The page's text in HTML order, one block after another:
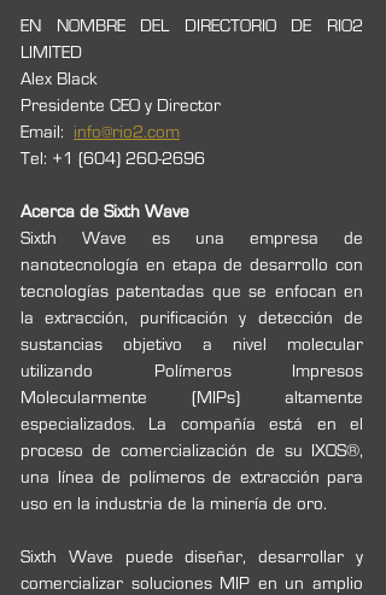
EN NOMBRE DEL DIRECTORIO DE RIO2
LIMITED
Alex Black
Presidente CEO y Director
Email: info@rio2.com
Tel: +1 (604) 260-2696
Acerca de Sixth Wave
Sixth Wave es una empresa de
nanotecnología en etapa de desarrollo con
tecnologías patentadas que se enfocan en
la extracción, purificación y detección de
sustancias objetivo a nivel molecular
utilizando Polímeros Impresos
Molecularmente (MIPs) altamente
especializados. La compañía está en el
proceso de comercialización de su IXOS®,
una línea de polímeros de extracción para
uso en la industria de la minería de oro.
Sixth Wave puede diseñar, desarrollar y
comercializar soluciones MIP en un amplio